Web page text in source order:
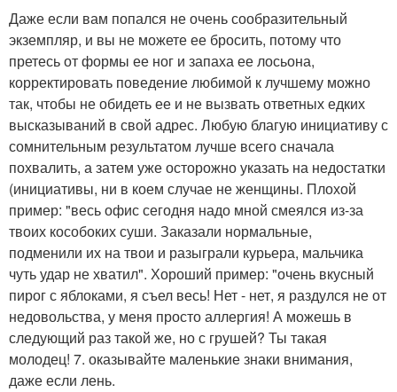
Даже если вам попался не очень сообразительный
экземпляр, и вы не можете ее бросить, потому что
претесь от формы ее ног и запаха ее лосьона,
корректировать поведение любимой к лучшему можно
так, чтобы не обидеть ее и не вызвать ответных едких
высказываний в свой адрес. Любую благую инициативу с
сомнительным результатом лучше всего сначала
похвалить, а затем уже осторожно указать на недостатки
(инициативы, ни в коем случае не женщины. Плохой
пример: "весь офис сегодня надо мной смеялся из-за
твоих кособоких суши. Заказали нормальные,
подменили их на твои и разыграли курьера, мальчика
чуть удар не хватил". Хороший пример: "очень вкусный
пирог с яблоками, я съел весь! Нет - нет, я раздулся не от
недовольства, у меня просто аллергия! А можешь в
следующий раз такой же, но с грушей? Ты такая
молодец! 7. оказывайте маленькие знаки внимания,
даже если лень.